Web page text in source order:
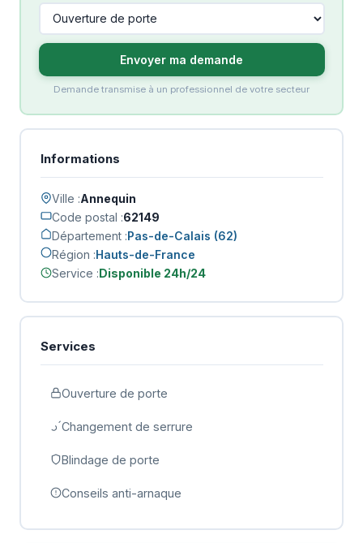
Envoyer ma demande
Demande transmise à un professionnel de votre secteur
Informations
Ville :Annequin
Code postal :62149
Département :Pas-de-Calais (62)
Région :Hauts-de-France
Service :Disponible 24h/24
Services
Ouverture de porte
Changement de serrure
Blindage de porte
Conseils anti-arnaque